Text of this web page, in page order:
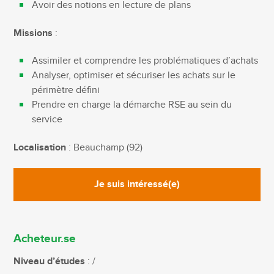
Avoir des notions en lecture de plans
Missions :
Assimiler et comprendre les problématiques d’achats
Analyser, optimiser et sécuriser les achats sur le
périmètre défini
Prendre en charge la démarche RSE au sein du
service
Localisation : Beauchamp (92)
Je suis intéressé(e)
Acheteur.se
Niveau d’études : /